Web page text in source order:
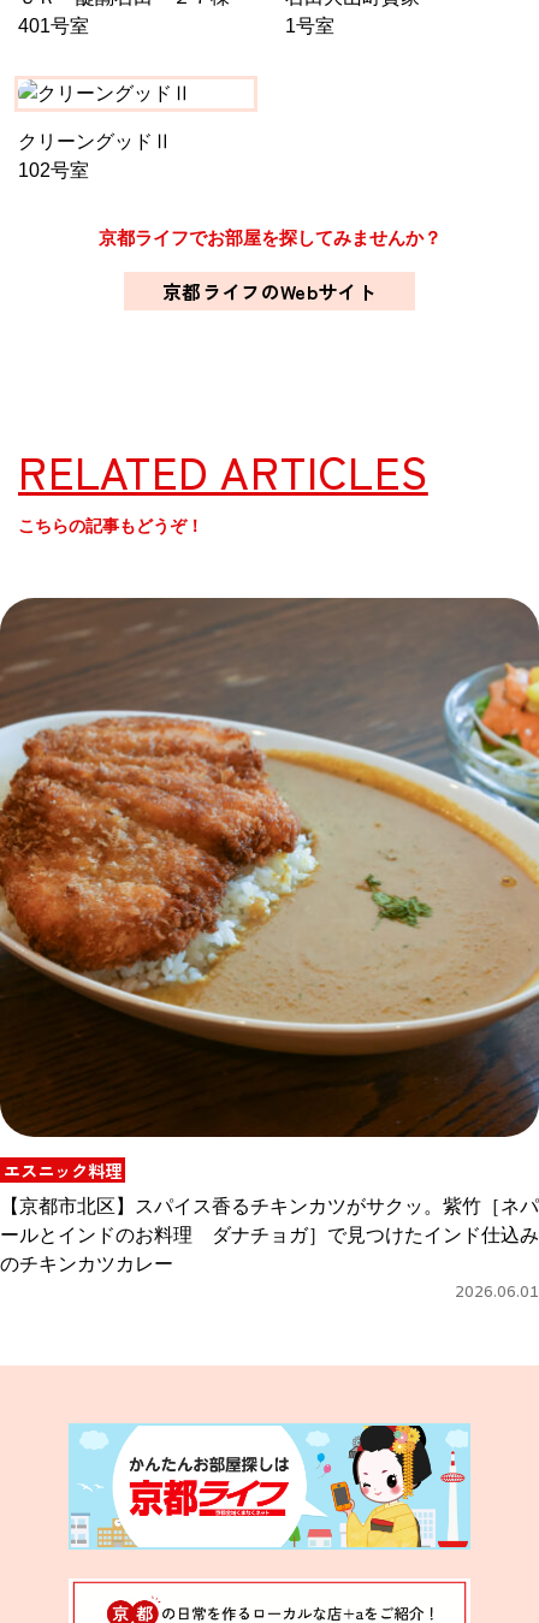
401号室
1号室
クリーングッドⅡ
102号室
京都ライフでお部屋を探してみませんか？
京都ライフのWebサイト
RELATED ARTICLES
こちらの記事もどうぞ！
エスニック料理
【京都市北区】スパイス香るチキンカツがサクッ。紫竹［ネパ
ールとインドのお料理 ダナチョガ］で見つけたインド仕込み
のチキンカツカレー
2026.06.01